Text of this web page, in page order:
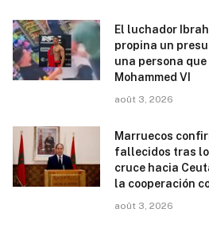
El luchador
propina un
una persona
Mohammed VI
août 3, 2026
Marruecos
fallecidos tras
cruce hacia
la cooperación
août 3, 2026